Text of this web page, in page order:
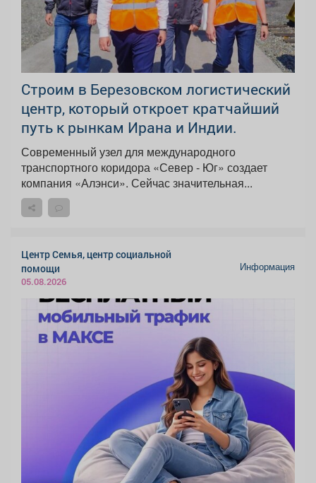
Строим в Березовском логистический
центр, который откроет кратчайший
путь к рынкам Ирана и Индии.
Современный узел для международного
транспортного коридора «Север - Юг» создает
компания «Алэнси». Сейчас значительная...
Центр Семья, центр социальной
помощи
05.08.2026
Информация